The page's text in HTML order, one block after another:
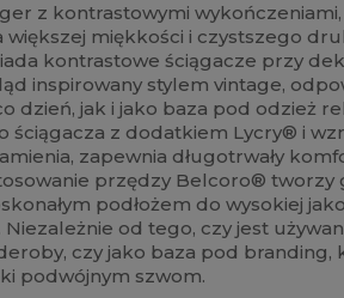
z kontrastowymi
miękkości i czystszego
kontrastowe ściągacze przy
inspirowany stylem vintage,
dzień, jak i jako baza pod odzież
ściągacza z dodatkiem Lycry® i
zapewnia długotrwały
przędzy Belcoro® tworzy
podłożem do wysokiej
Niezależnie od tego, czy jest
czy jako baza pod branding,
podwójnym szwom.